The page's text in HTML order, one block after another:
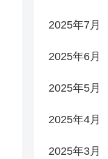
2025年7月
2025年6月
2025年5月
2025年4月
2025年3月